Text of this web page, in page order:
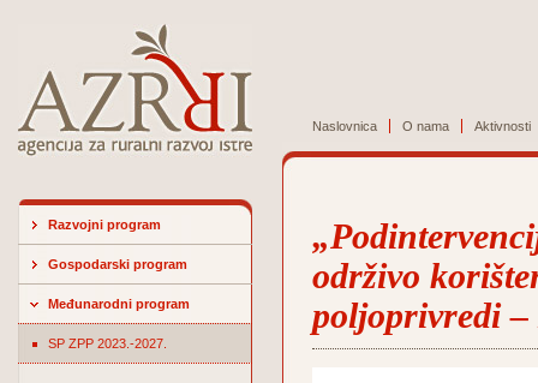
Naslovnica O nama Aktivnosti
Razvojni program
Gospodarski program
Međunarodni program
SP ZPP 2023.-2027.
održivo
poljoprivredi –